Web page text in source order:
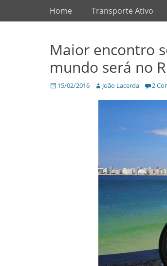
Primary Menu
SkipHome Transporte Ativo
Maior encontro
mundo será no
Posted
15/02/2016 Author
João Lacerda 2